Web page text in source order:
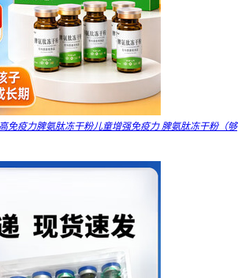
免疫力脾氨肽冻干粉儿童增强免疫力 脾氨肽冻干粉（够